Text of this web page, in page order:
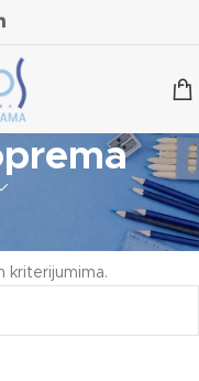
kriterijumima.